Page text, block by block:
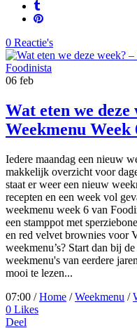
0 Reactie's
06 feb
Wat eten we
Weekmenu Week
Iedere maandag een nieuw
makkelijk overzicht voor
staat er weer een nieuw
recepten en een week vol
weekmenu week 6 van
een stamppot met
en red velvet brownies voor
weekmenu’s? Start dan bij
weekmenu's van eerdere
mooi te lezen...
07:00 /Home /Weekmenu /
0 Likes
Deel